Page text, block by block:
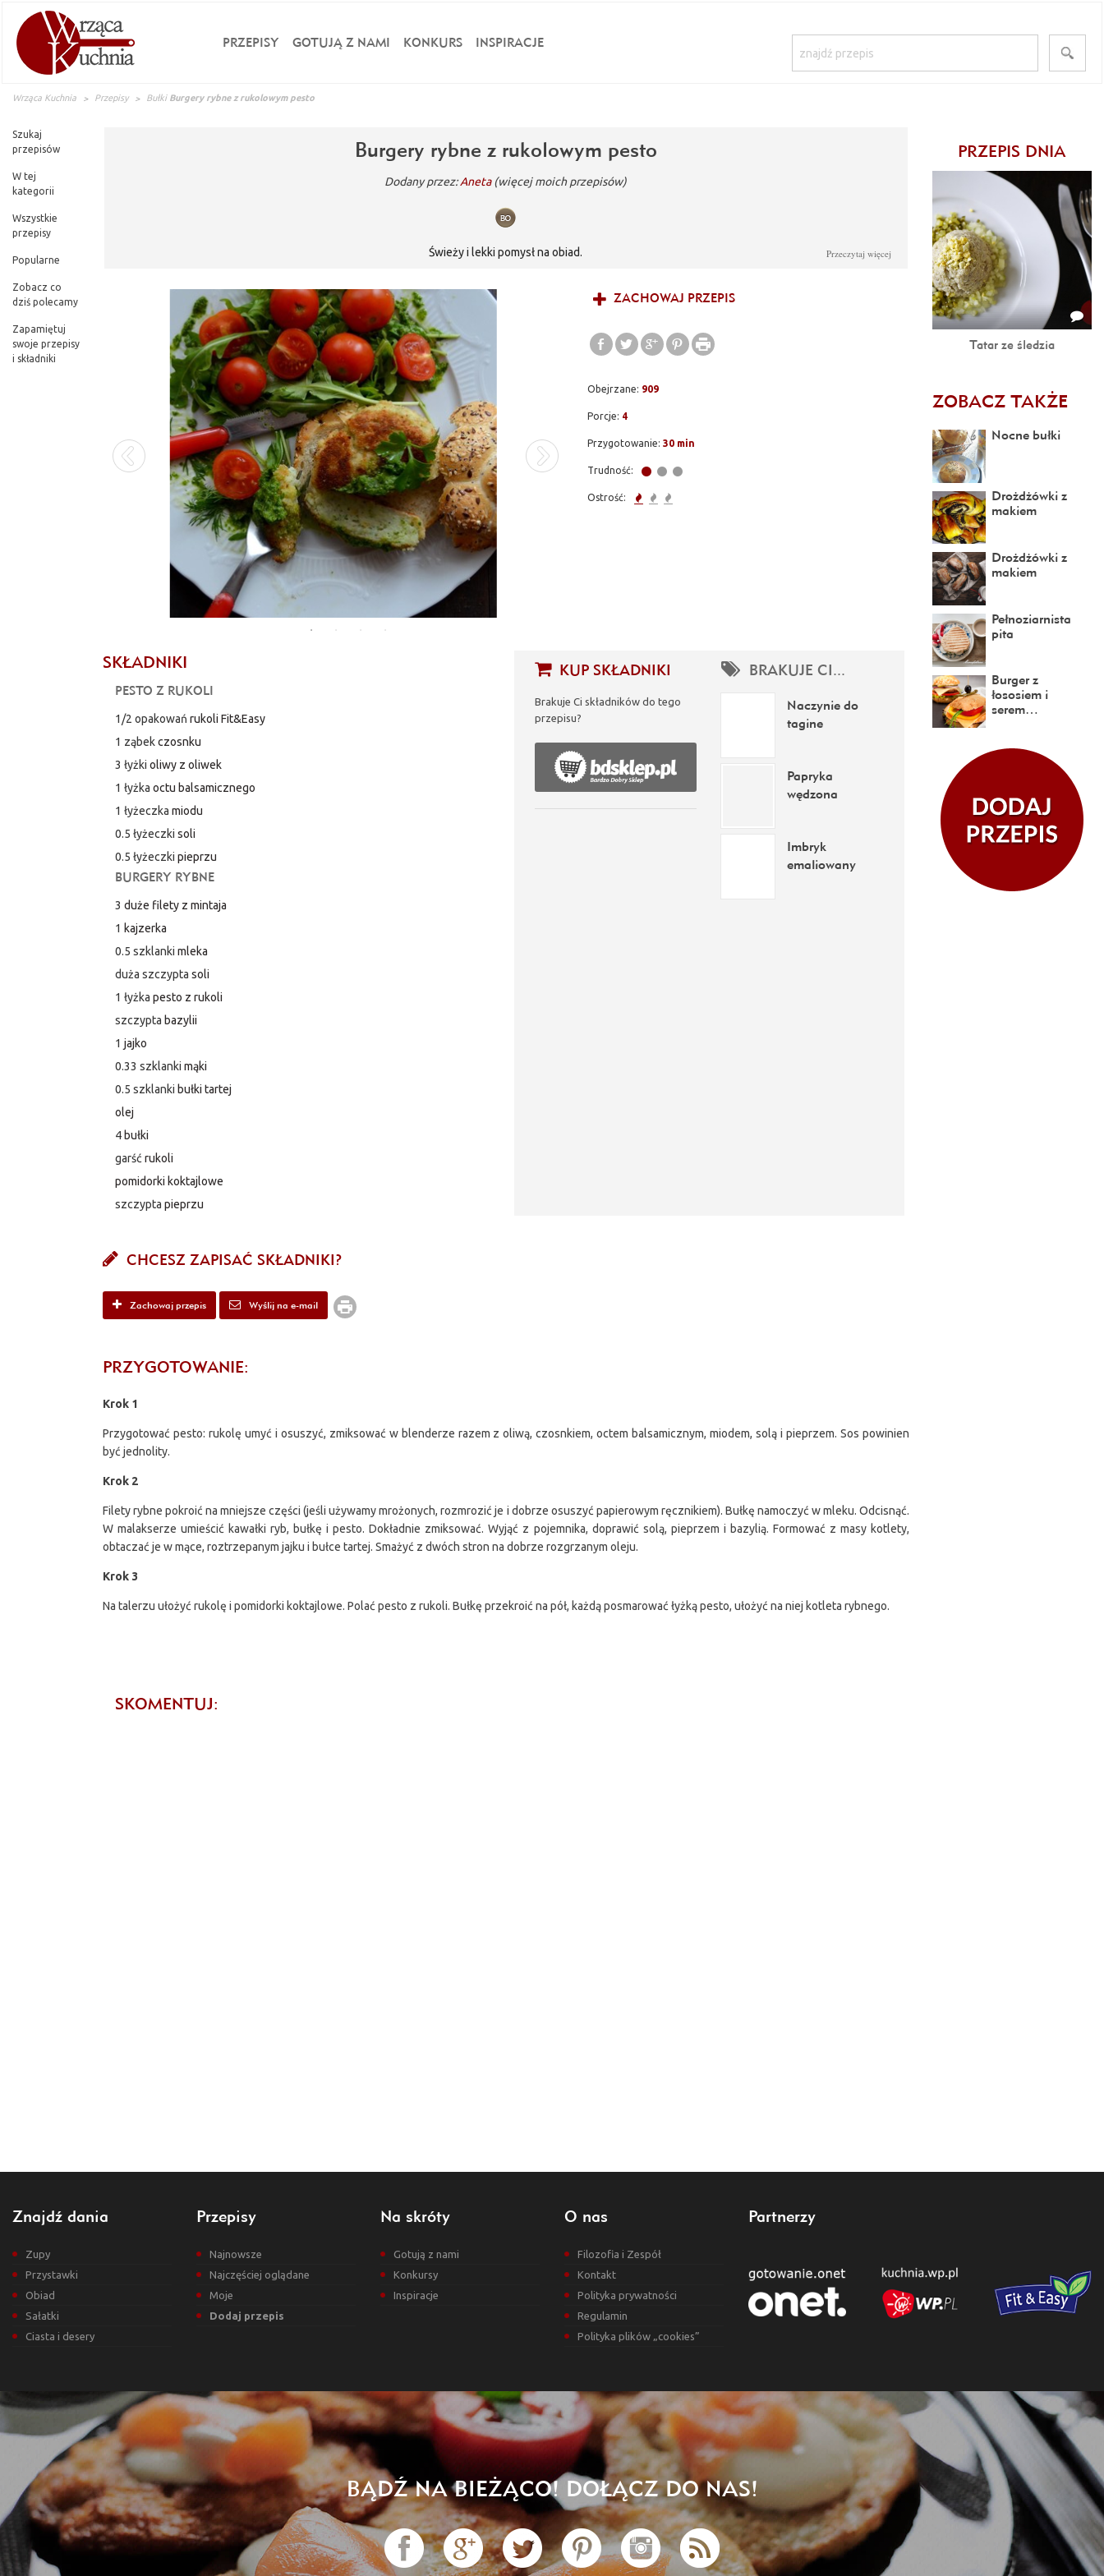
PRZEPISY GOTUJĄ Z NAMI KONKURS INSPIRACJE
Wrząca Kuchnia Przepisy Bułki Burgery rybne z rukolowym pesto
Szukaj
przepisów
W tej
kategorii
Wszystkie
przepisy
Popularne
Zobacz co
dziś polecamy
Zapamiętuj
swoje przepisy
i składniki
Burgery rybne z rukolowym pesto
Dodany przez:Aneta (więcej moich przepisów)
Świeży i lekki pomysł na obiad. Przeczytaj więcej
ZACHOWAJ PRZEPIS
Obejrzane: 909
Porcje: 4
Przygotowanie: 30 min
Trudność:
Ostrość:
SKŁADNIKI
PESTO Z RUKOLI
1/2 opakowań rukoli Fit&Easy
1 ząbek czosnku
3 łyżki oliwy z oliwek
1 łyżka octu balsamicznego
1 łyżeczka miodu
0.5 łyżeczki soli
0.5 łyżeczki pieprzu
BURGERY RYBNE
3duże filety z mintaja
1 kajzerka
0.5 szklanki mleka
duża szczyptasoli
1 łyżka pesto z rukoli
szczypta bazylii
1jajko
0.33 szklanki mąki
0.5 szklanki bułki tartej
olej
4 bułki
garśćrukoli
pomidorki koktajlowe
szczyptapieprzu
KUP SKŁADNIKI
Brakuje Ci składników do tego
przepisu?
BRAKUJE CI...
Naczynie do
tagine
Papryka
wędzona
Imbryk
emaliowany
CHCESZ ZAPISAĆ SKŁADNIKI?
Zachowaj przepis Wyślij na e-mail
PRZYGOTOWANIE:
Krok 1
Przygotować pesto: rukolę umyć i osuszyć, zmiksować w blenderze razem z oliwą, czosnkiem, octem balsamicznym, miodem, solą i pieprzem. Sos powinien
być jednolity.
Krok 2
Filety rybne pokroić na mniejsze części (jeśli używamy mrożonych, rozmrozić je i dobrze osuszyć papierowym ręcznikiem). Bułkę namoczyć w mleku. Odcisnąć.
W malakserze umieścić kawałki ryb, bułkę i pesto. Dokładnie zmiksować. Wyjąć z pojemnika, doprawić solą, pieprzem i bazylią. Formować z masy kotlety,
obtaczać je w mące, roztrzepanym jajku i bułce tartej. Smażyć z dwóch stron na dobrze rozgrzanym oleju.
Krok 3
Na talerzu ułożyć rukolę i pomidorki koktajlowe. Polać pesto z rukoli. Bułkę przekroić na pół, każdą posmarować łyżką pesto, ułożyć na niej kotleta rybnego.
SKOMENTUJ:
PRZEPIS DNIA
Tatar ze śledzia
ZOBACZ TAKŻE
Nocne bułki
Drożdżówki z
makiem
Drożdżówki z
makiem
Pełnoziarnista
pita
Burger z
łososiem i
serem…
Znajdź dania
Zupy
Przystawki
Obiad
Sałatki
Ciasta i desery
Przepisy
Najnowsze
Najczęściej oglądane
Moje
Dodaj przepis
Na skróty
Gotują z nami
Konkursy
Inspiracje
O nas
Filozofia i Zespół
Kontakt
Polityka prywatności
Regulamin
Polityka plików „cookies”
Partnerzy
BĄDŹ NA BIEŻĄCO! DOŁĄCZ DO NAS!